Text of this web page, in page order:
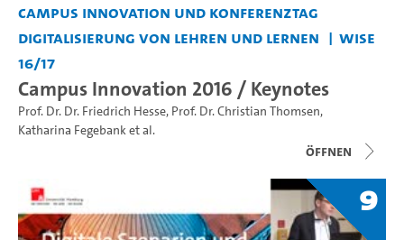
Campus Innovation und Konferenztag
Digitalisierung von Lehren und Lernen
WiSe
16/17
Campus Innovation 2016 / Keynotes
Prof. Dr. Dr. Friedrich Hesse, Prof. Dr. Christian Thomsen,
Katharina Fegebanket al.
Öffnen
9